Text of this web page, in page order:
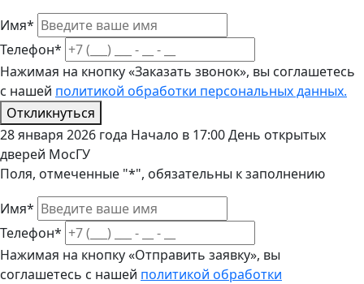
Имя*
Телефон*
Нажимая на кнопку «Заказать звонок», вы соглашетесь
с нашей политикой обработки персональных данных.
Откликнуться
28 января 2026 года Начало в 17:00 День открытых
дверей МосГУ
Поля, отмеченные "*", обязательны к заполнению
Имя*
Телефон*
Нажимая на кнопку «Отправить заявку», вы
соглашетесь с нашей политикой обработки